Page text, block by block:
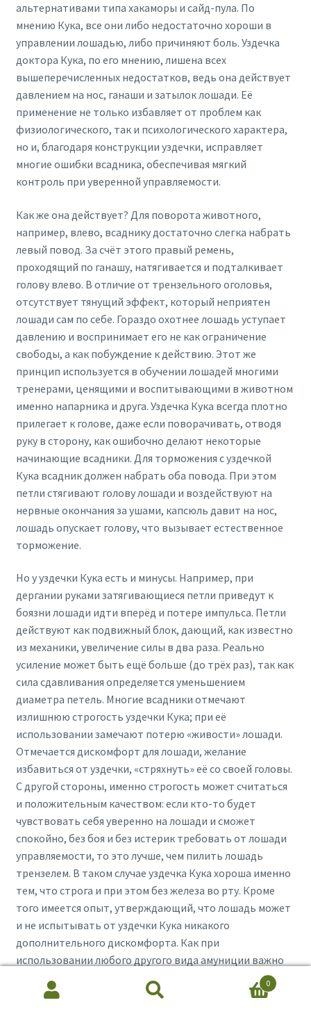
альтернативами типа хакаморы и сайд-пула. По
мнению Кука, все они либо недостаточно хороши в
управлении лошадью, либо причиняют боль. Уздечка
доктора Кука, по его мнению, лишена всех
вышеперечисленных недостатков, ведь она действует
давлением на нос, ганаши и затылок лошади. Её
применение не только избавляет от проблем как
физиологического, так и психологического характера,
но и, благодаря конструкции уздечки, исправляет
многие ошибки всадника, обеспечивая мягкий
контроль при уверенной управляемости.
Как же она действует? Для поворота животного,
например, влево, всаднику достаточно слегка набрать
левый повод. За счёт этого правый ремень,
проходящий по ганашу, натягивается и подталкивает
голову влево. В отличие от трензельного оголовья,
отсутствует тянущий эффект, который неприятен
лошади сам по себе. Гораздо охотнее лошадь уступает
давлению и воспринимает его не как ограничение
свободы, а как побуждение к действию. Этот же
принцип используется в обучении лошадей многими
тренерами, ценящими и воспитывающими в животном
именно напарника и друга. Уздечка Кука всегда плотно
прилегает к голове, даже если поворачивать, отводя
руку в сторону, как ошибочно делают некоторые
начинающие всадники. Для торможения с уздечкой
Кука всадник должен набрать оба повода. При этом
петли стягивают голову лошади и воздействуют на
нервные окончания за ушами, капсюль давит на нос,
лошадь опускает голову, что вызывает естественное
торможение.
Но у уздечки Кука есть и минусы. Например, при
дергании руками затягивающиеся петли приведут к
боязни лошади идти вперёд и потере импульса. Петли
действуют как подвижный блок, дающий, как известно
из механики, увеличение силы в два раза. Реально
усиление может быть ещё больше (до трёх раз), так как
сила сдавливания определяется уменьшением
диаметра петель. Многие всадники отмечают
излишнюю строгость уздечки Кука; при её
использовании замечают потерю «живости» лошади.
Отмечается дискомфорт для лошади, желание
избавиться от уздечки, «стряхнуть» её со своей головы.
С другой стороны, именно строгость может считаться
и положительным качеством: если кто-то будет
чувствовать себя уверенно на лошади и сможет
спокойно, без боя и без истерик требовать от лошади
управляемости, то это лучше, чем пилить лошадь
трензелем. В таком случае уздечка Кука хороша именно
тем, что строга и при этом без железа во рту. Кроме
того имеется опыт, утверждающий, что лошадь может
и не испытывать от уздечки Кука никакого
дополнительного дискомфорта. Как при
использовании любого другого вида амуниции важно
грамотное, обдуманное управление и чёткое осознание
желаемого управления.
Search
0